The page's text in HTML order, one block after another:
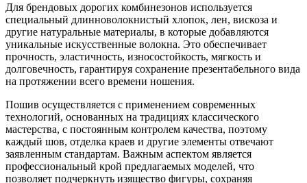
Для брендовых дорогих комбинезонов используется
специальный длинноволокнистый хлопок, лен, вискоза и
другие натуральные материалы, в которые добавляются
уникальные искусственные волокна. Это обеспечивает
прочность, эластичность, износостойкость, мягкость и
долговечность, гарантируя сохранение презентабельного вида
на протяжении всего времени ношения.
Пошив осуществляется с применением современных
технологий, основанных на традициях классического
мастерства, с постоянным контролем качества, поэтому
каждый шов, отделка краев и другие элементы отвечают
заявленным стандартам. Важным аспектом является
профессиональный крой предлагаемых моделей, что
позволяет подчеркнуть изящество фигуры, сохраняя